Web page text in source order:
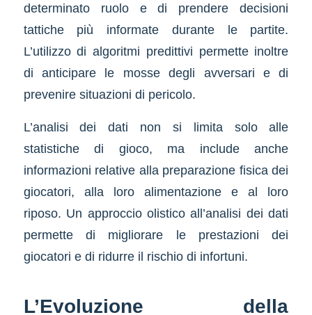
determinato ruolo e di prendere decisioni
tattiche più informate durante le partite.
L’utilizzo di algoritmi predittivi permette inoltre
di anticipare le mosse degli avversari e di
prevenire situazioni di pericolo.
L’analisi dei dati non si limita solo alle
statistiche di gioco, ma include anche
informazioni relative alla preparazione fisica dei
giocatori, alla loro alimentazione e al loro
riposo. Un approccio olistico all’analisi dei dati
permette di migliorare le prestazioni dei
giocatori e di ridurre il rischio di infortuni.
L’Evoluzione della